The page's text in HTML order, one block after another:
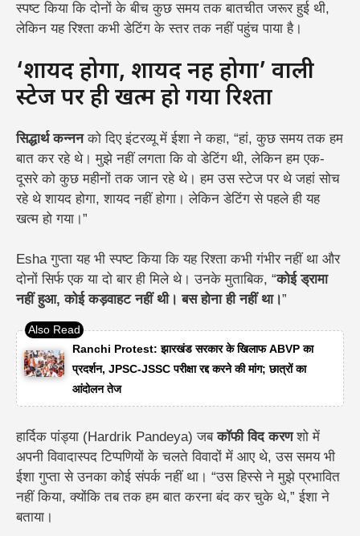
स्पष्ट किया कि दोनों के बीच कुछ समय तक बातचीत जरूर हुई थी,
लेकिन यह रिश्ता कभी डेटिंग के स्तर तक नहीं पहुंच पाया है।
‘शायद होगा, शायद नहीं होगा’ वाली
स्टेज पर ही खत्म हो गया रिश्ता
सिद्धार्थ कन्ननको दिए इंटरव्यू में ईशा ने कहा, “हां, कुछ समय तक हम
बात कर रहे थे। मुझे नहीं लगता कि वो डेटिंग थी, लेकिन हम एक-
दूसरे को कुछ महीनों तक जान रहे थे। हम उस स्टेज पर थे जहां सोच
रहे थे शायद होगा, शायद नहीं होगा। लेकिन डेटिंग से पहले ही यह
खत्म हो गया।”
Esha गुप्ता यह भी स्पष्ट किया कि यह रिश्ता कभी गंभीर नहीं था और
दोनों सिर्फ एक या दो बार ही मिले थे। उनके मुताबिक, “कोई ड्रामा
नहीं हुआ, कोई कड़वाहट नहीं थी। बस होना ही नहीं था।”
Ranchi Protest: झारखंड सरकार के खिलाफ ABVP का
प्रदर्शन, JPSC-JSSC परीक्षा रद्द करने की मांग; छात्रों का
आंदोलन तेज
हार्दिक पांड्या (Hardrik Pandeya) जबकॉफी विद करणशो में
अपनी विवादास्पद टिप्पणियों के चलते विवादों में आए थे, उस समय भी
ईशा गुप्ता से उनका कोई संपर्क नहीं था। “उस हिस्से ने मुझे प्रभावित
नहीं किया, क्योंकि तब तक हम बात करना बंद कर चुके थे,” ईशा ने
बताया।